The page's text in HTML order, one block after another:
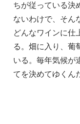
ちが従っている決
ないわけで、そん
どんなワインに仕
る。畑に入り、葡
いる。毎年気候が
てを決めてゆくん